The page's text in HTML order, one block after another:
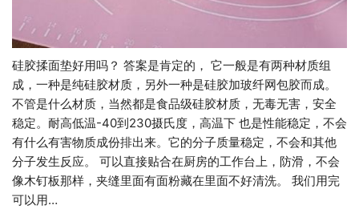
硅胶揉面垫好用吗？ 答案是肯定的， 它一般是有两种材质组
成，一种是纯硅胶材质，另外一种是硅胶加玻纤网包胶而成。
不管是什么材质，当然都是食品级硅胶材质，无毒无害，安全
稳定。耐高低温-40到230摄氏度，高温下 也是性能稳定，不会
有什么有害物质成份排出来。它的分子质量稳定，不会和其他
分子发生反应。 可以直接贴合在厨房的工作台上，防滑，不会
像木钉板那样，夹缝里面有面粉藏在里面不好清洗。 我们用完
可以用…